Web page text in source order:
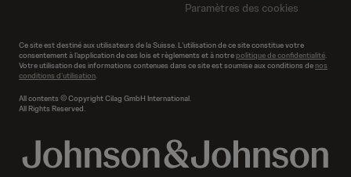
Paramètres des cookies
Ce site est destiné aux utilisateurs de la Suisse. L’utilisation de ce site constitue votre
consentement à l’application de ces lois et règlements et à notrepolitique de confidentialité.
Votre utilisation des informations contenues dans ce site est soumise aux conditions denos
conditions d’utilisation.
All contents © Copyright Cilag GmbH International.
All Rights Reserved.